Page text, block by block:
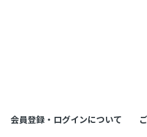
会員登録・ログインについて